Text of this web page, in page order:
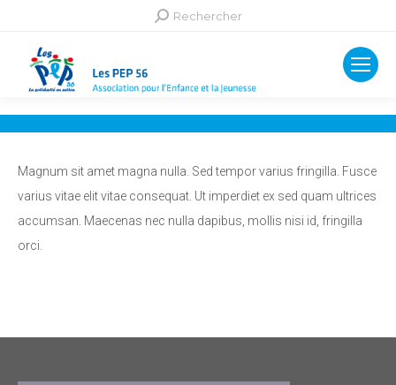
Recherche
Rechercher
Magnum sit amet magna nulla. Sed tempor varius fringilla. Fusce
varius vitae elit vitae consequat. Ut imperdiet ex sed quam ultrices
accumsan. Maecenas nec nulla dapibus, mollis nisi id, fringilla
orci.